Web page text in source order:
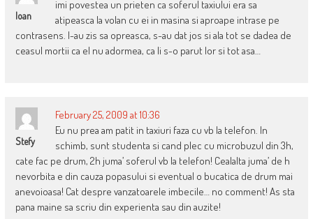
Ioan
imi povestea un prieten ca soferul taxiului era sa
atipeasca la volan cu ei in masina si aproape intrase pe
contrasens. I-au zis sa opreasca, s-au dat jos si ala tot se dadea de
ceasul mortii ca el nu adormea, ca li s-o parut lor si tot asa…
Stefy
February 25, 2009 at 10:36
Eu nu prea am patit in taxiuri faza cu vb la telefon. In
schimb, sunt studenta si cand plec cu microbuzul din 3h,
cate fac pe drum, 2h juma’ soferul vb la telefon! Cealalta juma’ de h
nevorbita e din cauza popasului si eventual o bucatica de drum mai
anevoioasa! Cat despre vanzatoarele imbecile… no comment! As sta
pana maine sa scriu din experienta sau din auzite!